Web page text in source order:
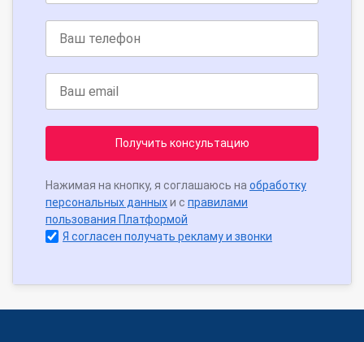
Получить консультацию
Нажимая на кнопку, я соглашаюсь на обработку
персональных данныхи с правилами
пользования Платформой
Я согласен получать рекламу и звонки